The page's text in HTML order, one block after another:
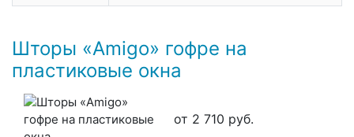
Шторы «Amigo» гофре на
пластиковые окна
от 2 710 руб.